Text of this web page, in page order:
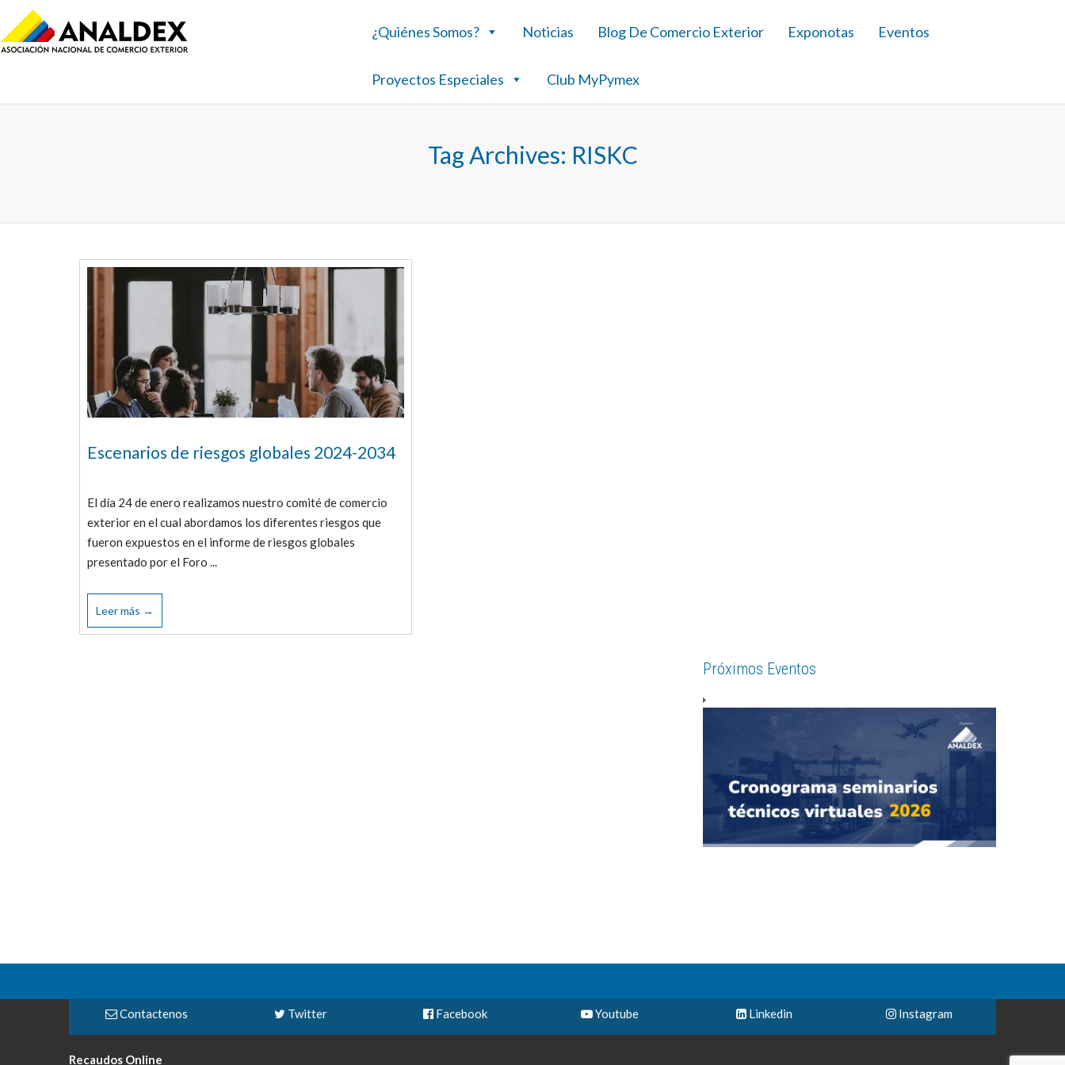
¿Quiénes Somos? Noticias Blog De Comercio Exterior Exponotas Eventos
Proyectos Especiales Club MyPymex
Tag Archives: RISKC
Escenarios de riesgos globales 2024-2034
El día 24 de enero realizamos nuestro comité de comercio
exterior en el cual abordamos los diferentes riesgos que
fueron expuestos en el informe de riesgos globales
presentado por el Foro ...
Leer más →
Próximos Eventos
Contactenos Twitter Facebook Youtube Linkedin Instagram
Recaudos Online